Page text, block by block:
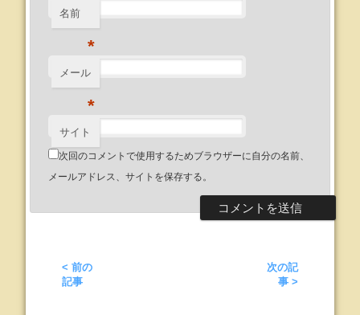
名前
*
メール
*
サイト
次回のコメントで使用するためブラウザーに自分の名前、
メールアドレス、サイトを保存する。
< 前の
記事
次の記
事 >